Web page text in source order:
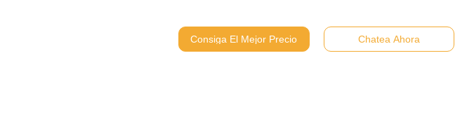
Consiga El Mejor Precio Chatea Ahora